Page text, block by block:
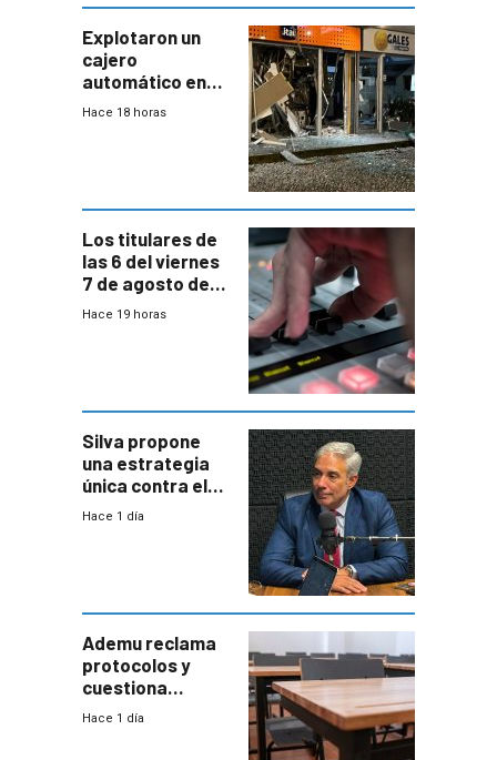
con mayor
miedo”
Explotaron un
cajero
automático en
Parque Miramar;
Hace 18 horas
Los titulares de
las 6 del viernes
7 de agosto de
2026
Hace 19 horas
Silva propone
una estrategia
única contra el
narcotráfico y
Hace 1 día
Ademu reclama
protocolos y
cuestiona
demora de
Hace 1 día